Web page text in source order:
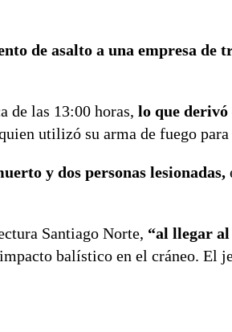
de asalto a una empresa de
de las 13:00 horas, lo que derivó
utilizó su arma de fuego
y dos personas lesionadas,
Santiago Norte, “al llegar
balístico en el cráneo. El